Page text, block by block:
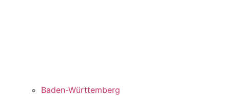
Baden-Württemberg